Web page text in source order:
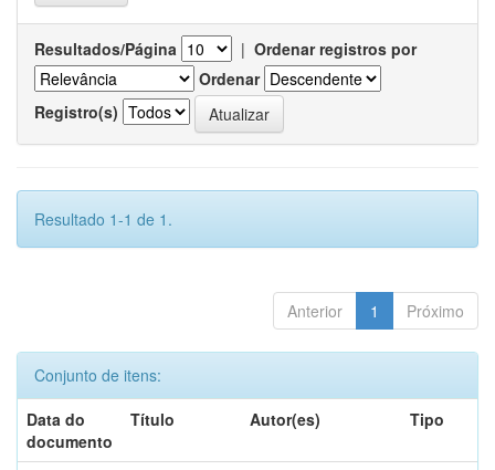
Resultados/Página | Ordenar registros por
Ordenar
Registro(s)
Resultado 1-1 de 1.
Anterior 1 Próximo
Conjunto de itens:
Data do
documento
Título Autor(es) Tipo